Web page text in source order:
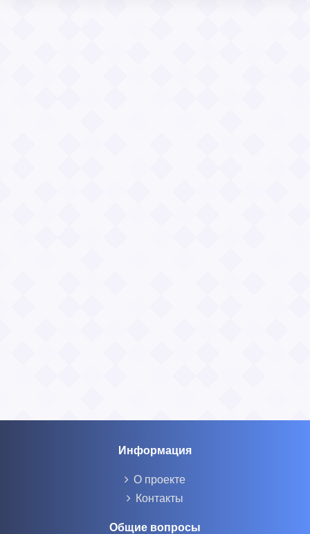
Информация
О проекте
Контакты
Общие вопросы